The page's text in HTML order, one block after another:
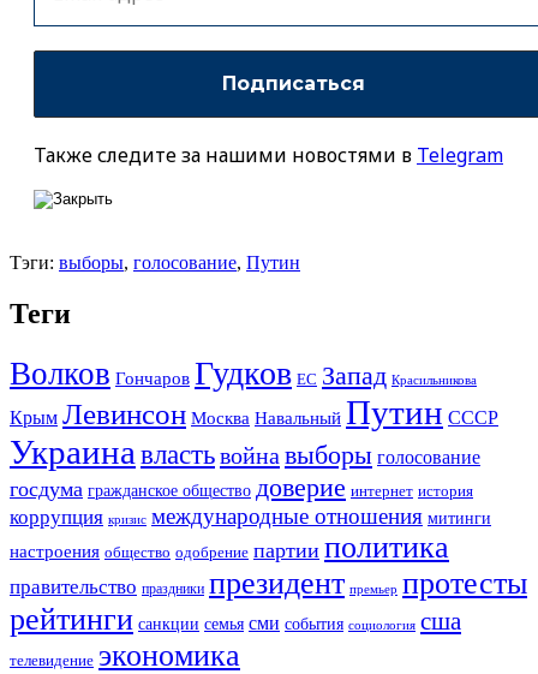
Также следите за нашими новостями в Telegram
Тэги: выборы, голосование, Путин
Теги
Волков Гончаров Гудков ЕС Запад Красильникова
Крым Левинсон Москва Навальный Путин СССР
Украина властьвойна выборы голосование
госдума гражданское общество доверие интернет история
коррупция кризис международные отношения митинги
настроения общество одобрение партии политика
правительство праздники президент премьер протесты
рейтинги санкции семья сми события социология сша
телевидение экономика